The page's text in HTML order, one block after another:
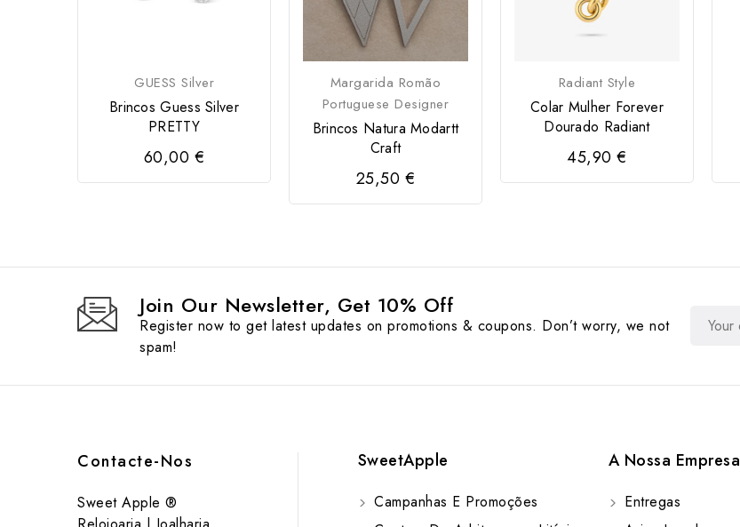
GUESS Silver
Brincos Guess Silver
PRETTY
60,00 €
Margarida Romão
Portuguese Designer
Brincos Natura Modartt
Craft
25,50 €
Radiant Style
Colar Mulher Forever
Dourado Radiant
45,90 €
Join Our Newsletter, Get 10% Off
Register now to get latest updates on promotions & coupons. Don’t worry, we not
spam!
Contacte-Nos
Sweet Apple ®
SweetApple
Campanhas E Promoções
A Nossa Empresa
Entregas